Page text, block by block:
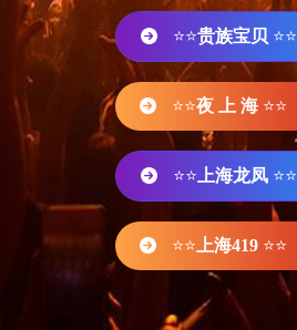
⭐⭐贵族宝贝 ⭐⭐
⭐⭐夜 上 海 ⭐⭐
⭐⭐ 上海龙凤 ⭐⭐
⭐⭐ 上海419 ⭐⭐